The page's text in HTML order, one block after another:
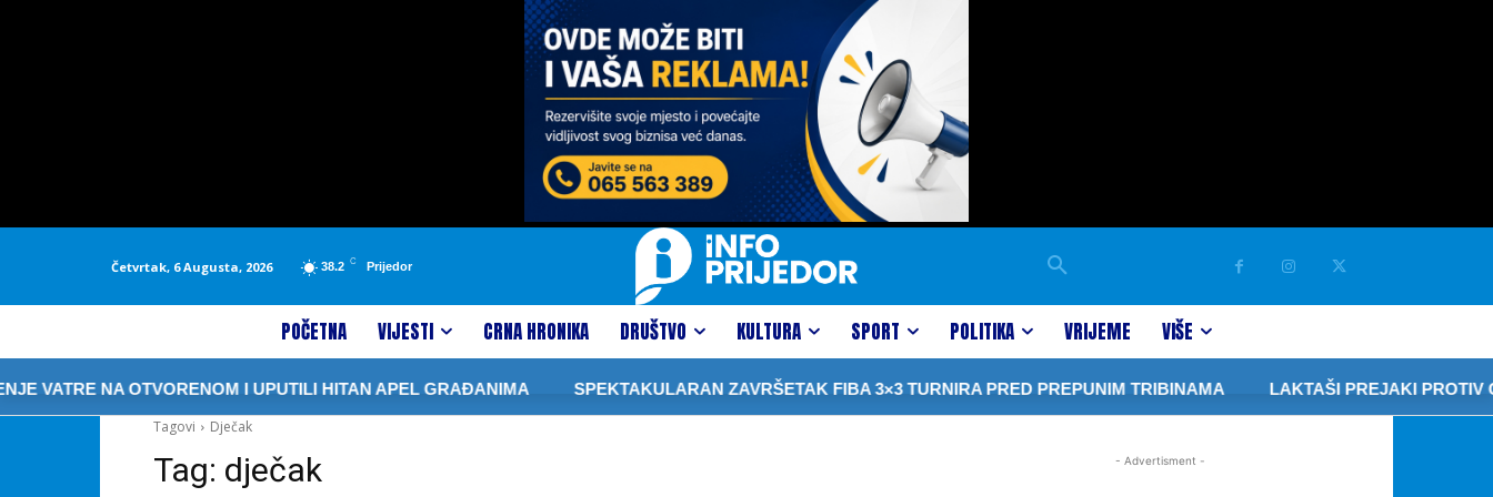
Četvrtak, 6 Augusta, 2026 38.2 C Prijedor
POČETNA VIJESTI CRNA HRONIKA DRUŠTVO KULTURA SPORT POLITIKA VRIJEME VIŠE
VATRE NA OTVORENOM I UPUTILI HITAN APEL GRAĐANIMA SPEKTAKULARAN ZAVRŠETAK FIBA 3×3 TURNIRA PRED PREPUNIM TRIBINAMA
LAKTAŠI PREJAKI PROTIV
Tagovi
Dječak
Tag: dječak - Advertisment -